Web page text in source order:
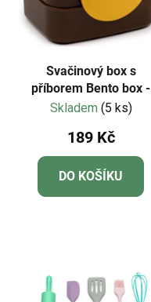
Svačinový box s
příborem Bento box -
Pirát Jolly Rogers
Skladem (5 ks)
189 Kč
DO KOŠÍKU